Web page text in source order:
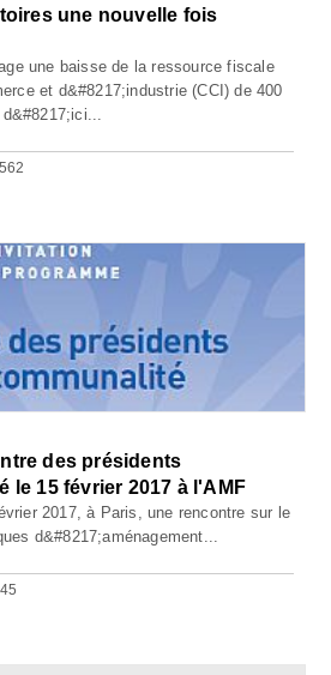
une nouvelle fois
une baisse de la ressource fiscale
et d&#8217;industrie (CCI) de 400
des présidents
le 15 février 2017 à l'AMF
2017, à Paris, une rencontre sur le
d&#8217;aménagement...